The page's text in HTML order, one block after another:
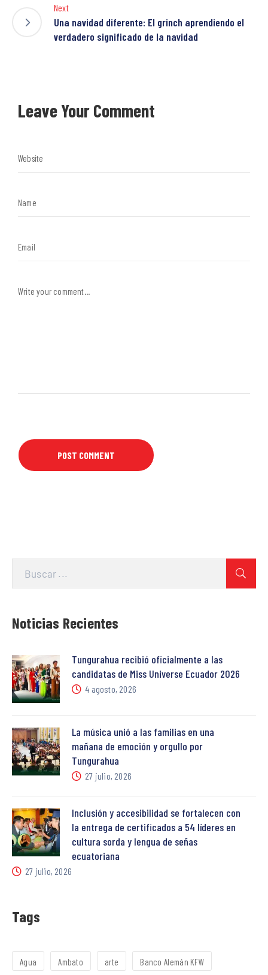
Next
Una navidad diferente: El grinch aprendiendo el
verdadero significado de la navidad
Leave Your Comment
Noticias Recientes
Tungurahua recibió oficialmente a las
candidatas de Miss Universe Ecuador 2026
4 agosto, 2026
La música unió a las familias en una
mañana de emoción y orgullo por
Tungurahua
27 julio, 2026
Inclusión y accesibilidad se fortalecen con
la entrega de certificados a 54 líderes en
cultura sorda y lengua de señas
ecuatoriana
27 julio, 2026
Tags
Agua Ambato arte Banco Alemán KFW